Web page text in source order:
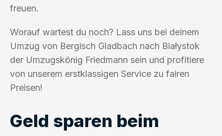
freuen.
Worauf wartest du noch? Lass uns bei deinem
Umzug von Bergisch Gladbach nach Białystok
der Umzugskönig Friedmann sein und profitiere
von unserem erstklassigen Service zu fairen
Preisen!
Geld sparen beim